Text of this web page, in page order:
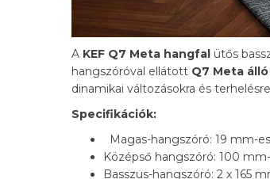
A KEF Q7 Meta hangfal ütős
hangszóróval ellátott Q7 Meta
dinamikai változásokra és
Specifikációk:
Magas-hangszóró: 19 mm-
Középső hangszóró: 100
Basszus-hangszóró: 2 x 165